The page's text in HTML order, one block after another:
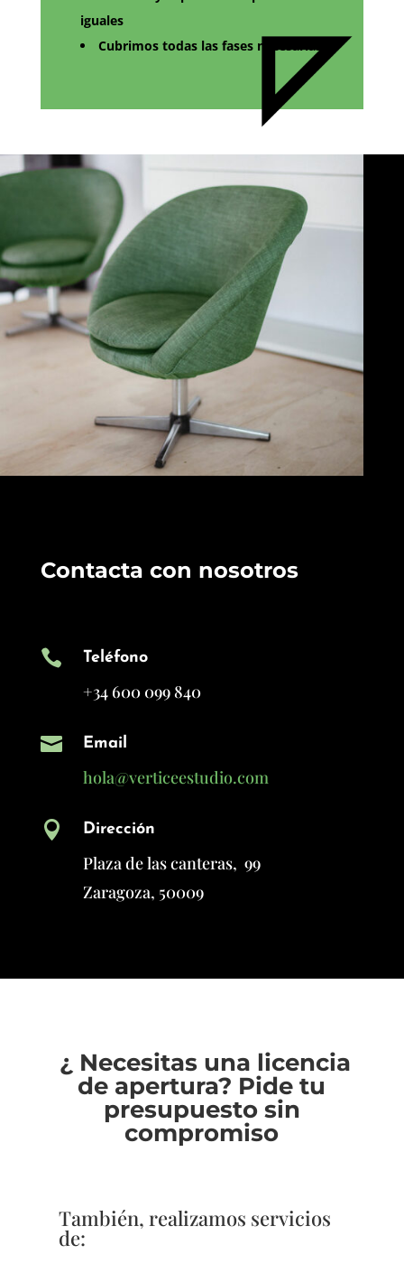
iguales
Cubrimos todas las fases necesarias
Contacta con nosotros
 Teléfono
+34 600 099 840
 Email
hola@verticeestudio.com
 Dirección
Plaza de las canteras, 99
Zaragoza, 50009
¿ Necesitas una licencia
de apertura? Pide tu
presupuesto sin
compromiso
También, realizamos servicios
de: